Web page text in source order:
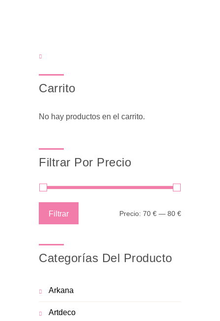
Carrito
No hay productos en el carrito.
Filtrar Por Precio
Filtrar Precio: 70 € — 80 €
Categorías Del Producto
Arkana
Artdeco